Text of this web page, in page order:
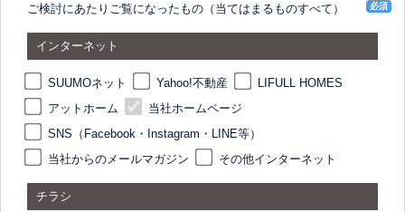
ご検討にあたりご覧になったもの（当てはまるものすべて） 必須
インターネット
SUUMOネット Yahoo!不動産
LIFULL HOMES
アットホーム
当社ホームページ
SNS（Facebook・Instagram・LINE等）
当社からのメールマガジン
その他インターネット
チラシ